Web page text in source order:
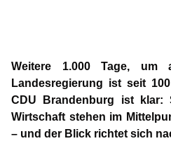
Weitere 1.000 Tage, um
Landesregierung ist seit
CDU Brandenburg ist klar:
Wirtschaft stehen im
– und der Blick richtet sich